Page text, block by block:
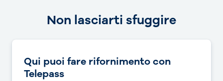
Non lasciarti sfuggire
Qui puoi fare rifornimento con
Telepass